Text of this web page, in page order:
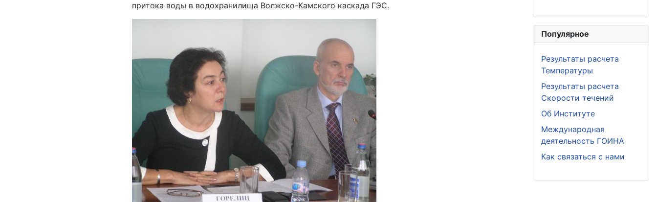
притока воды в водохранилища Волжско-Камского каскада ГЭС.
Популярное
Результаты расчета
Температуры
Результаты расчета
Скорости течений
Об Институте
Международная
деятельность ГОИНА
Как связаться с нами